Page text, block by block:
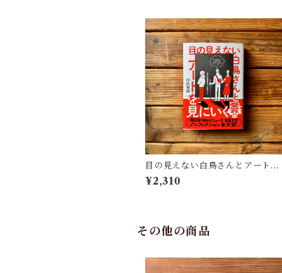
目の見えない白鳥さんとアートを
見にいく | 川内 有緒
¥2,310
その他の商品